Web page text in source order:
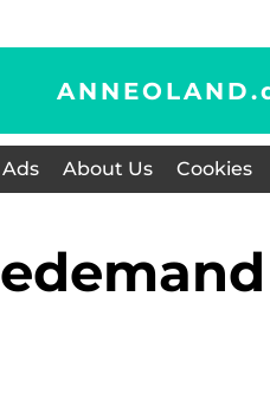
ANNEOLAND.
Ads About Us Cookies